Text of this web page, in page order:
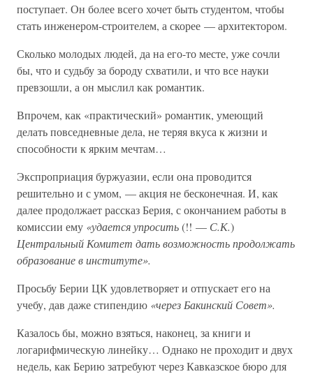
поступает. Он более всего хочет быть студентом, чтобы
стать инженером-строителем, а скорее — архитектором.
Сколько молодых людей, да на его-то месте, уже сочли
бы, что и судьбу за бороду схватили, и что все науки
превзошли, а он мыслил как романтик.
Впрочем, как «практический» романтик, умеющий
делать повседневные дела, не теряя вкуса к жизни и
способности к ярким мечтам…
Экспроприация буржуазии, если она проводится
решительно и с умом, — акция не бесконечная. И, как
далее продолжает рассказ Берия, с окончанием работы в
комиссии ему «удается упросить(!! — С.К.)
Центральный Комитет дать возможность продолжать
образование в институте».
Просьбу Берии ЦК удовлетворяет и отпускает его на
учебу, дав даже стипендию «через Бакинский Совет».
Казалось бы, можно взяться, наконец, за книги и
логарифмическую линейку… Однако не проходит и двух
недель, как Берию затребуют через Кавказское бюро для